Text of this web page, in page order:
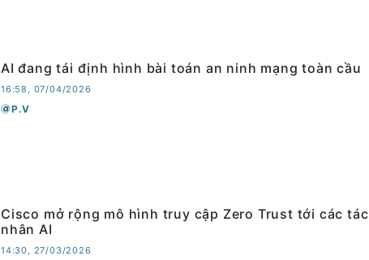
AI đang tái định hình bài toán an ninh mạng toàn cầu
16:58, 07/04/2026
P.V
Cisco mở rộng mô hình truy cập Zero Trust tới các tác
nhân AI
14:30, 27/03/2026